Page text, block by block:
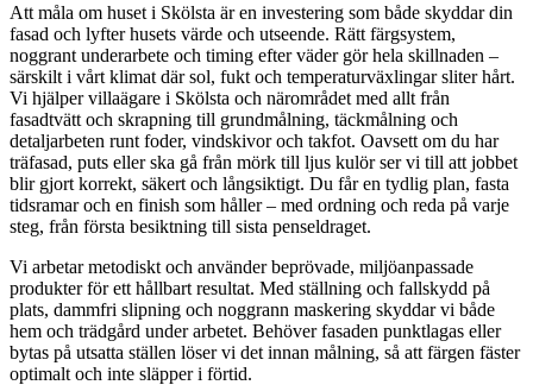
Att måla om huset i Skölsta är en investering som både skyddar din
fasad och lyfter husets värde och utseende. Rätt färgsystem,
noggrant underarbete och timing efter väder gör hela skillnaden –
särskilt i vårt klimat där sol, fukt och temperaturväxlingar sliter hårt.
Vi hjälper villaägare i Skölsta och närområdet med allt från
fasadtvätt och skrapning till grundmålning, täckmålning och
detaljarbeten runt foder, vindskivor och takfot. Oavsett om du har
träfasad, puts eller ska gå från mörk till ljus kulör ser vi till att jobbet
blir gjort korrekt, säkert och långsiktigt. Du får en tydlig plan, fasta
tidsramar och en finish som håller – med ordning och reda på varje
steg, från första besiktning till sista penseldraget.
Vi arbetar metodiskt och använder beprövade, miljöanpassade
produkter för ett hållbart resultat. Med ställning och fallskydd på
plats, dammfri slipning och noggrann maskering skyddar vi både
hem och trädgård under arbetet. Behöver fasaden punktlagas eller
bytas på utsatta ställen löser vi det innan målning, så att färgen fäster
optimalt och inte släpper i förtid.